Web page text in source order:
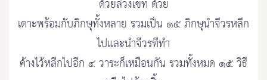
ด้วยล่วงเขท ด้วย
เดาะพร้อมกับภิกษุทั้งหลาย รวมเป็น ๑๕ ภิกษุนำจีวรหลีก
ไปและนำจีวรทีทำ
ค้างไว้หลีกไปอีก ๔ วาระก็เหมือนกัน รวมทั้งหมด ๑๕ วิธี